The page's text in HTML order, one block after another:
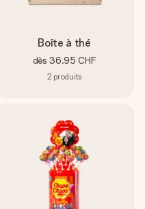
Boîte à thé
dès 36.95 CHF
2 produits